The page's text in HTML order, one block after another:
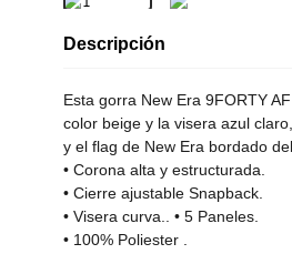
Descripción
Esta gorra New Era 9FORTY
color beige y la visera azul
y el flag de New Era bordado
• Corona alta y estructurada.
• Cierre ajustable Snapback.
• Visera curva.. • 5 Paneles.
• 100% Poliester .